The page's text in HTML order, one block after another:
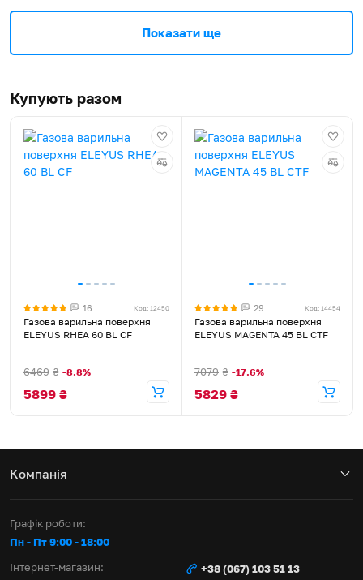
Показати ще
Купують разом
16 Код: 12450
Газова варильна поверхня
ELEYUS RHEA 60 BL CF
6469 ₴ -8.8%
5899 ₴
29 Код: 14454
Газова варильна поверхня
ELEYUS MAGENTA 45 BL CTF
7079 ₴ -17.6%
5829 ₴
Компанія
Графік роботи:
Пн - Пт 9:00 - 18:00
Інтернет-магазин:
+38 (067) 103 51 13